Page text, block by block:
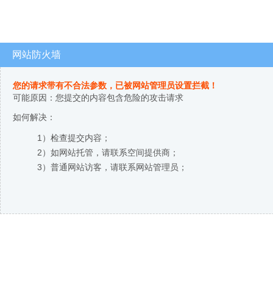
网站防火墙
您的请求带有不合法参数，已被网站管理员设置拦截！
可能原因：您提交的内容包含危险的攻击请求
如何解决：
1）检查提交内容；
2）如网站托管，请联系空间提供商；
3）普通网站访客，请联系网站管理员；